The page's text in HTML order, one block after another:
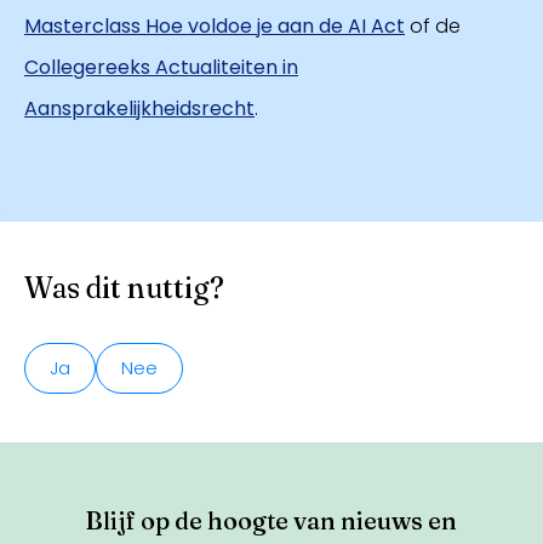
Masterclass Hoe voldoe je aan de AI Act of de
Collegereeks Actualiteiten in
Aansprakelijkheidsrecht.
Was dit nuttig?
Ja Nee
Blijf op de hoogte van nieuws en